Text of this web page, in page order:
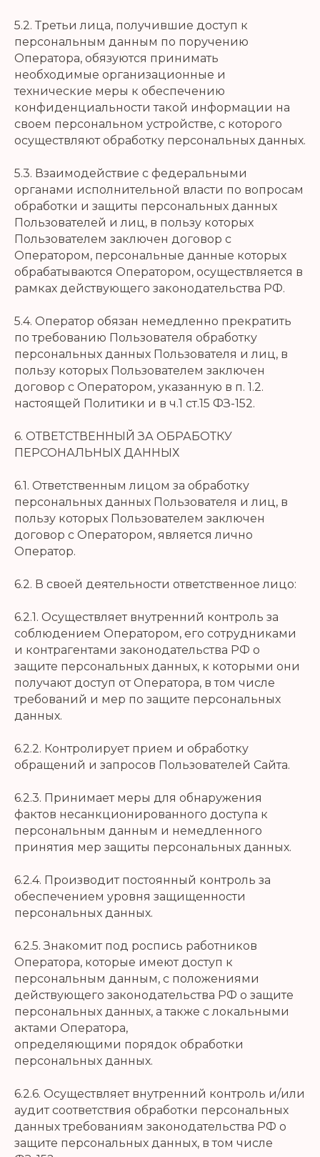
5.2. Третьи лица, получившие доступ к
персональным данным по поручению
Оператора, обязуются принимать
необходимые организационные и
технические меры к обеспечению
конфиденциальности такой информации на
своем персональном устройстве, с которого
осуществляют обработку персональных данных.
5.3. Взаимодействие с федеральными
органами исполнительной власти по вопросам
обработки и защиты персональных данных
Пользователей и лиц, в пользу которых
Пользователем заключен договор с
Оператором, персональные данные которых
обрабатываются Оператором, осуществляется в
рамках действующего законодательства РФ.
5.4. Оператор обязан немедленно прекратить
по требованию Пользователя обработку
персональных данных Пользователя и лиц, в
пользу которых Пользователем заключен
договор с Оператором, указанную в п. 1.2.
настоящей Политики и в ч.1 ст.15 ФЗ-152.
6. ОТВЕТСТВЕННЫЙ ЗА ОБРАБОТКУ
ПЕРСОНАЛЬНЫХ ДАННЫХ
6.1. Ответственным лицом за обработку
персональных данных Пользователя и лиц, в
пользу которых Пользователем заключен
договор с Оператором, является лично
Оператор.
6.2. В своей деятельности ответственное лицо:
6.2.1. Осуществляет внутренний контроль за
соблюдением Оператором, его сотрудниками
и контрагентами законодательства РФ о
защите персональных данных, к которыми они
получают доступ от Оператора, в том числе
требований и мер по защите персональных
данных.
6.2.2. Контролирует прием и обработку
обращений и запросов Пользователей Сайта.
6.2.3. Принимает меры для обнаружения
фактов несанкционированного доступа к
персональным данным и немедленного
принятия мер защиты персональных данных.
6.2.4. Производит постоянный контроль за
обеспечением уровня защищенности
персональных данных.
6.2.5. Знакомит под роспись работников
Оператора, которые имеют доступ к
персональным данным, с положениями
действующего законодательства РФ о защите
персональных данных, а также с локальными
актами Оператора,
определяющими порядок обработки
персональных данных.
6.2.6. Осуществляет внутренний контроль и/или
аудит соответствия обработки персональных
данных требованиям законодательства РФ о
защите персональных данных, в том числе